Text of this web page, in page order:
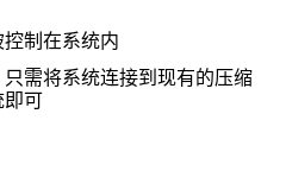
制在系统内
需将系统连接到现有的压缩
即可